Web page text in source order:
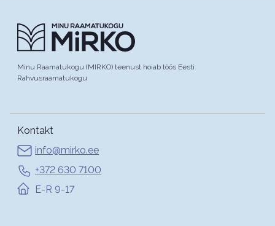
Minu Raamatukogu (MIRKO) teenust hoiab töös Eesti
Rahvusraamatukogu
Kontakt
info@mirko.ee
+372 630 7100
E-R 9-17